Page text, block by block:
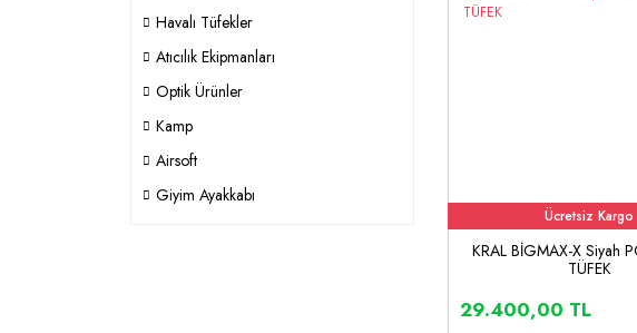
Havalı Tüfekler
Atıcılık Ekipmanları
Optik Ürünler
Kamp
Airsoft
Giyim Ayakkabı
Ücretsiz Kargo
KRAL BİGMAX-X Siyah
TÜFEK
29.400,00 TL